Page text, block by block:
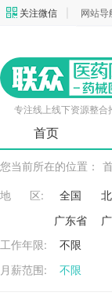
关注微信 网站导
专注线上线下资源整合
首页
您当前所在的位置：
地 区: 全国
广东省
工作年限:
不限
月薪范围:
不限